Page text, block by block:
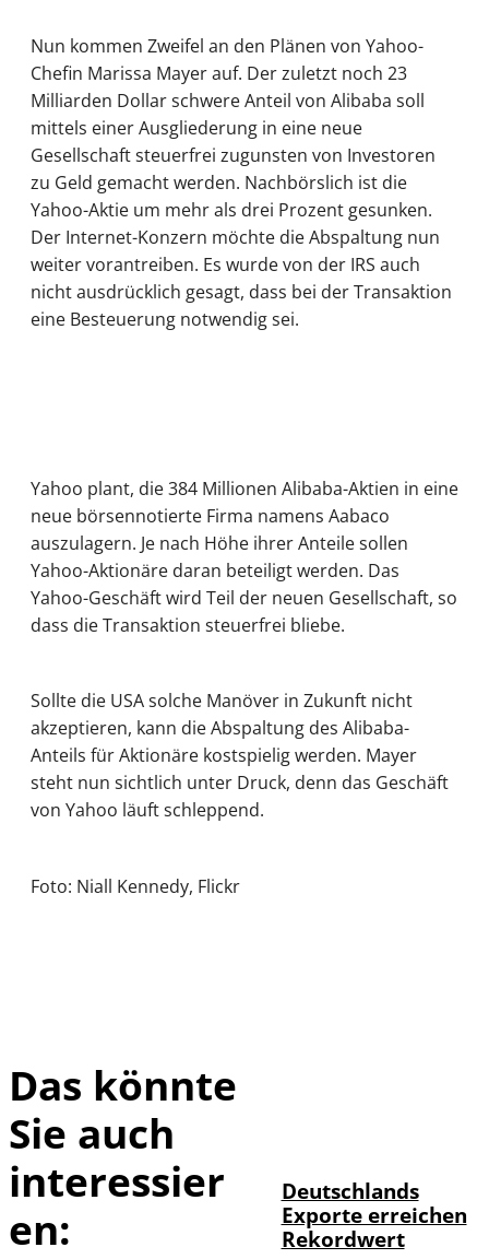
Nun kommen Zweifel an den Plänen von Yahoo-
Chefin Marissa Mayer auf. Der zuletzt noch 23
Milliarden Dollar schwere Anteil von Alibaba soll
mittels einer Ausgliederung in eine neue
Gesellschaft steuerfrei zugunsten von Investoren
zu Geld gemacht werden. Nachbörslich ist die
Yahoo-Aktie um mehr als drei Prozent gesunken.
Der Internet-Konzern möchte die Abspaltung nun
weiter vorantreiben. Es wurde von der IRS auch
nicht ausdrücklich gesagt, dass bei der Transaktion
eine Besteuerung notwendig sei.
Yahoo plant, die 384 Millionen Alibaba-Aktien in eine
neue börsennotierte Firma namens Aabaco
auszulagern. Je nach Höhe ihrer Anteile sollen
Yahoo-Aktionäre daran beteiligt werden. Das
Yahoo-Geschäft wird Teil der neuen Gesellschaft, so
dass die Transaktion steuerfrei bliebe.
Sollte die USA solche Manöver in Zukunft nicht
akzeptieren, kann die Abspaltung des Alibaba-
Anteils für Aktionäre kostspielig werden. Mayer
steht nun sichtlich unter Druck, denn das Geschäft
von Yahoo läuft schleppend.
Foto: Niall Kennedy, Flickr
Das könnte
Sie auch
interessier
en:
Deutschlands
Exporte erreichen
Rekordwert